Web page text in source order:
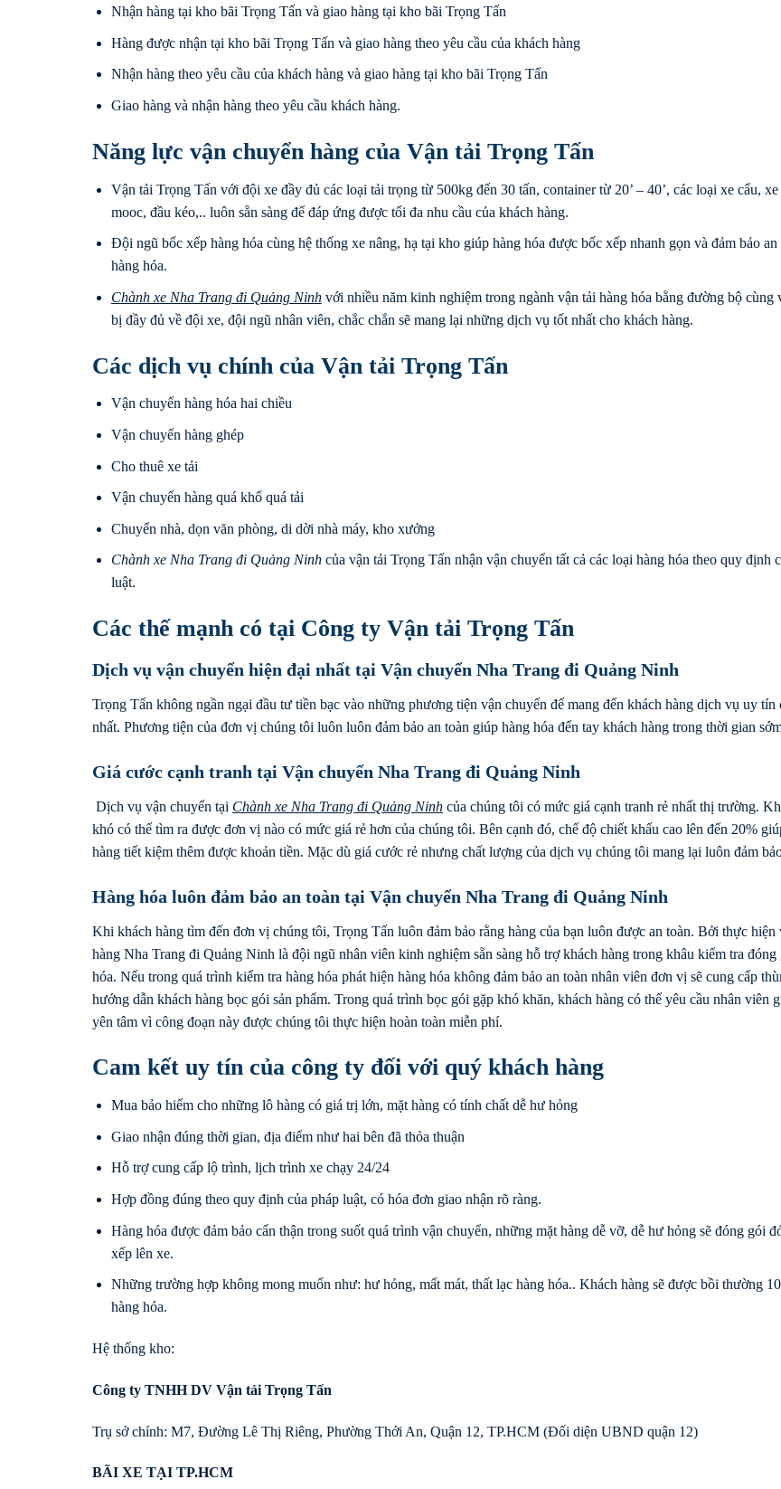
Nhận hàng tại kho bãi Trọng Tấn và giao hàng tại kho bãi Trọng Tấn
Hàng được nhận tại kho bãi Trọng Tấn và giao hàng theo yêu cầu của khách hàng
Nhận hàng theo yêu cầu của khách hàng và giao hàng tại kho bãi Trọng Tấn
Giao hàng và nhận hàng theo yêu cầu khách hàng.
Năng lực vận chuyển hàng của Vận tải Trọng Tấn
Vận tải Trọng Tấn với đội xe đầy đủ các loại tải trọng từ 500kg đến 30 tấn, container từ 20’ – 40’, các loại xe cẩu,
mooc, đầu kéo,.. luôn sẵn sàng để đáp ứng được tối đa nhu cầu của khách hàng.
Đội ngũ bốc xếp hàng hóa cùng hệ thống xe nâng, hạ tại kho giúp hàng hóa được bốc xếp nhanh gọn và đảm bảo an
hàng hóa.
Chành xe Nha Trang đi Quảng Ninhvới nhiều năm kinh nghiệm trong ngành vận tải hàng hóa bằng đường bộ cùng
bị đầy đủ về đội xe, đội ngũ nhân viên, chắc chắn sẽ mang lại những dịch vụ tốt nhất cho khách hàng.
Các dịch vụ chính của Vận tải Trọng Tấn
Vận chuyển hàng hóa hai chiều
Vận chuyển hàng ghép
Cho thuê xe tải
Vận chuyển hàng quá khổ quá tải
Chuyển nhà, dọn văn phòng, di dời nhà máy, kho xưởng
Chành xe Nha Trang đi Quảng Ninhcủa vận tải Trọng Tấn nhận vận chuyển tất cả các loại hàng hóa theo quy định
luật.
Các thế mạnh có tại Công ty Vận tải Trọng Tấn
Dịch vụ vận chuyển hiện đại nhất tại Vận chuyển Nha Trang đi Quảng Ninh
Trọng Tấn không ngần ngại đầu tư tiền bạc vào những phương tiện vận chuyển để mang đến khách hàng dịch vụ uy tín
nhất. Phương tiện của đơn vị chúng tôi luôn luôn đảm bảo an toàn giúp hàng hóa đến tay khách hàng trong thời gian
Giá cước cạnh tranh tại Vận chuyển Nha Trang đi Quảng Ninh
Dịch vụ vận chuyển tại Chành xe Nha Trang đi Quảng Ninh của chúng tôi có mức giá cạnh tranh rẻ nhất thị trường.
khó có thể tìm ra được đơn vị nào có mức giá rẻ hơn của chúng tôi. Bên cạnh đó, chế độ chiết khấu cao lên đến 20%
hàng tiết kiệm thêm được khoản tiền. Mặc dù giá cước rẻ nhưng chất lượng của dịch vụ chúng tôi mang lại luôn đảm
Hàng hóa luôn đảm bảo an toàn tại Vận chuyển Nha Trang đi Quảng Ninh
Khi khách hàng tìm đến đơn vị chúng tôi, Trọng Tấn luôn đảm bảo rằng hàng của bạn luôn được an toàn. Bởi thực hiện
hàng Nha Trang đi Quảng Ninh là đội ngũ nhân viên kinh nghiệm sẵn sàng hỗ trợ khách hàng trong khâu kiểm tra đóng
hóa. Nếu trong quá trình kiểm tra hàng hóa phát hiện hàng hóa không đảm bảo an toàn nhân viên đơn vị sẽ cung cấp
hướng dẫn khách hàng bọc gói sản phẩm. Trong quá trình bọc gói gặp khó khăn, khách hàng có thể yêu cầu nhân viên
yên tâm vì công đoạn này được chúng tôi thực hiện hoàn toàn miễn phí.
Cam kết uy tín của công ty đối với quý khách hàng
Mua bảo hiểm cho những lô hàng có giá trị lớn, mặt hàng có tính chất dễ hư hỏng
Giao nhận đúng thời gian, địa điểm như hai bên đã thỏa thuận
Hỗ trợ cung cấp lộ trình, lịch trình xe chạy 24/24
Hợp đồng đúng theo quy định của pháp luật, có hóa đơn giao nhận rõ ràng.
Hàng hóa được đảm bảo cẩn thận trong suốt quá trình vận chuyển, những mặt hàng dễ vỡ, dễ hư hỏng sẽ đóng gói
xếp lên xe.
Những trường hợp không mong muốn như: hư hỏng, mất mát, thất lạc hàng hóa.. Khách hàng sẽ được bồi thường
hàng hóa.
Hệ thống kho:
Công ty TNHH DV Vận tải Trọng Tấn
Trụ sở chính: M7, Đường Lê Thị Riêng, Phường Thới An, Quận 12, TP.HCM (Đối diện UBND quận 12)
BÃI XE TẠI TP.HCM